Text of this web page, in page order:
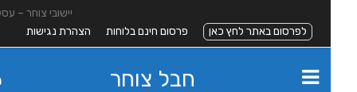
יישובי צוחר –
לפרסום באתר לחץ כאן
פרסום חינם בלוחות הצהרת נגישות
חבל צוחר